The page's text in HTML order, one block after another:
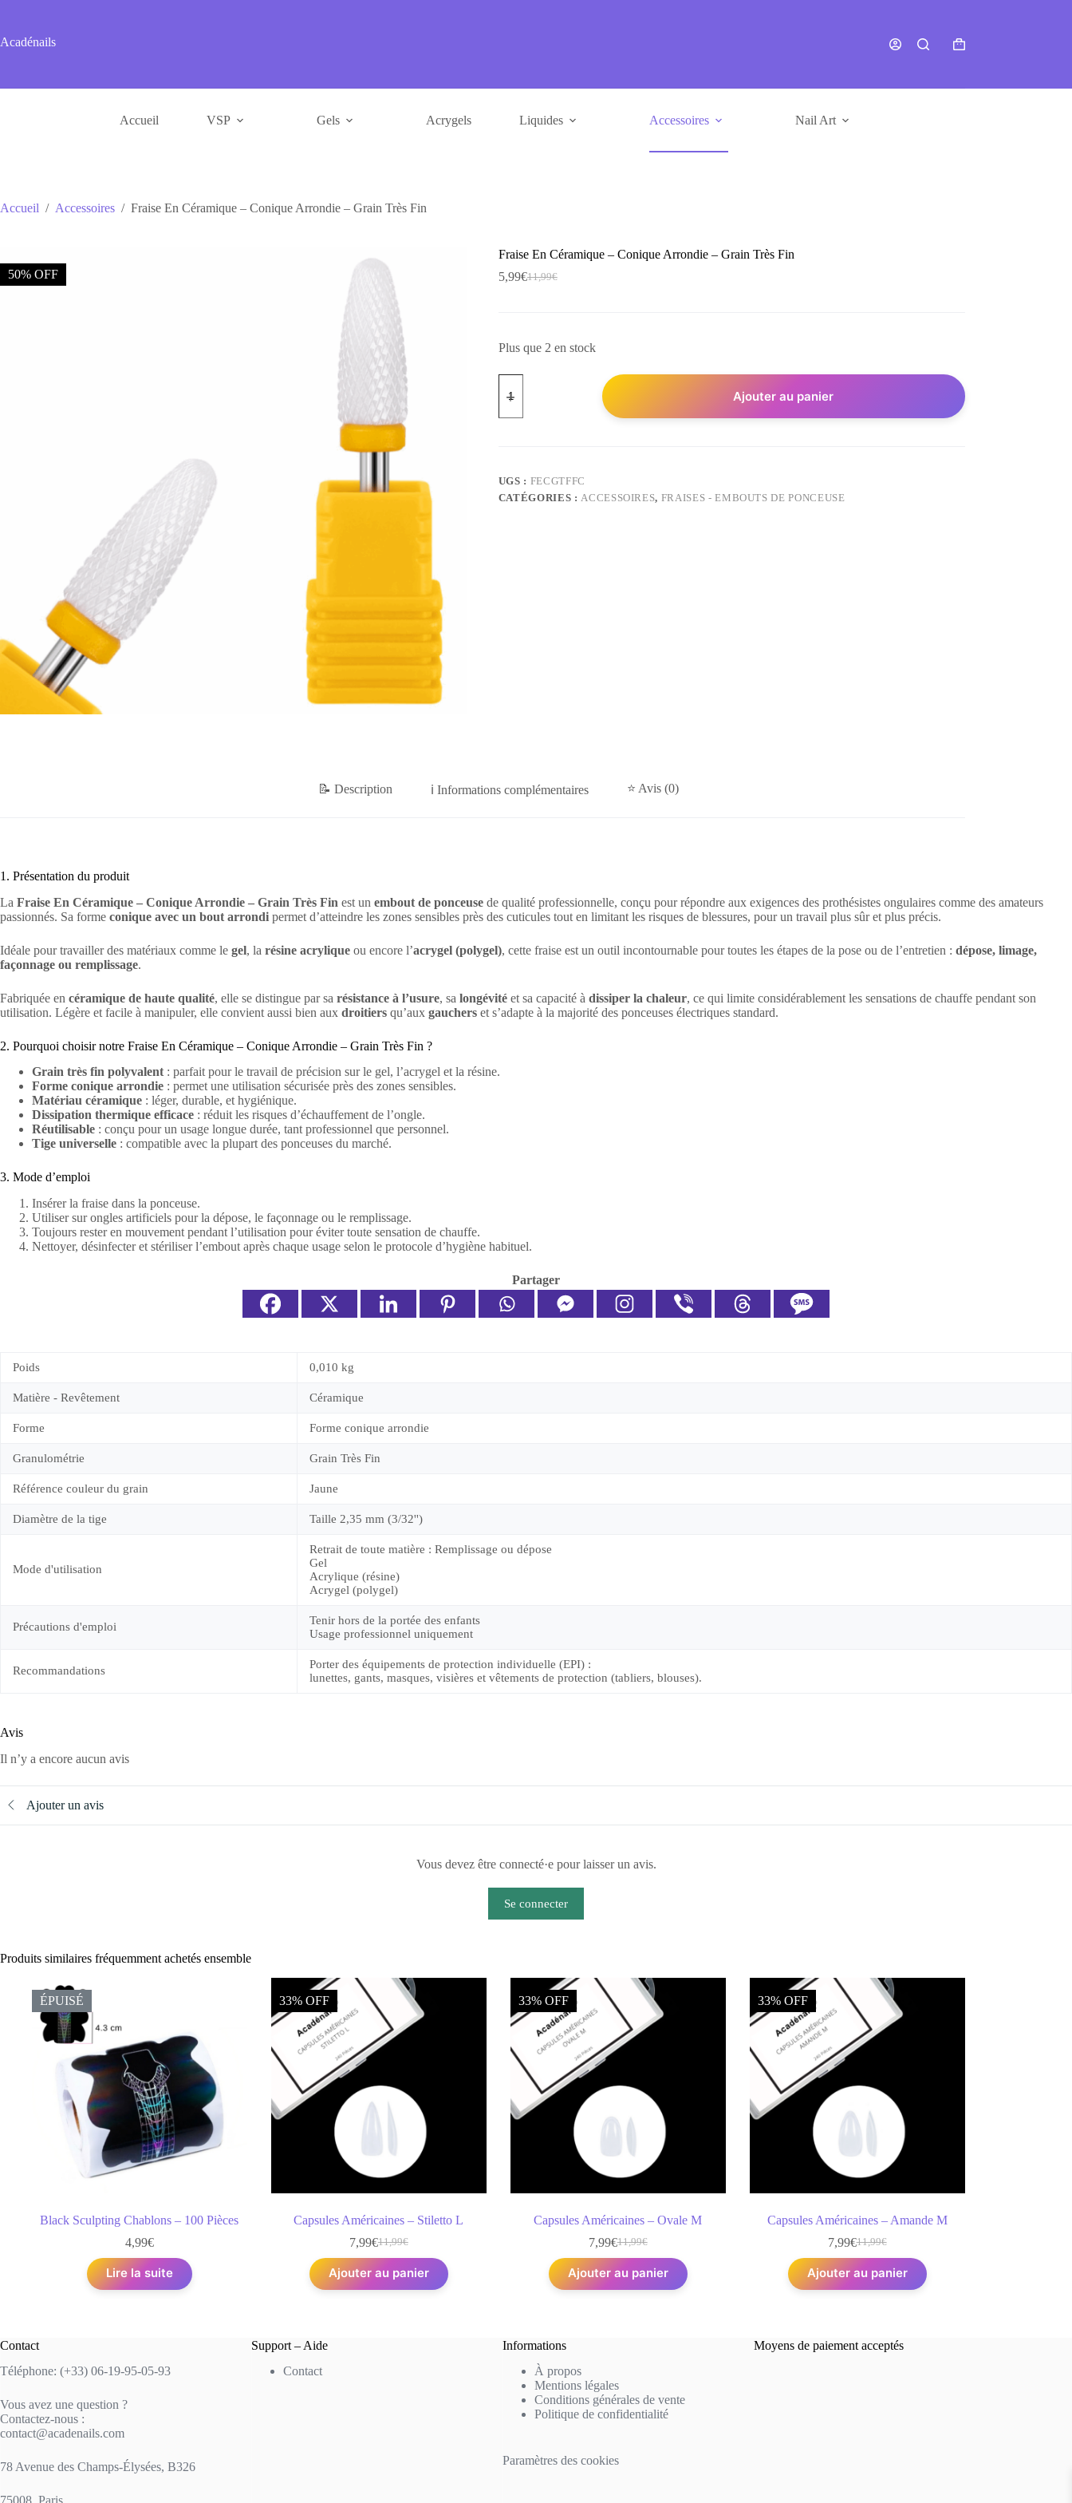
contenu
Acadénails
Panier
Accueil VSP Gels Acrygels Liquides Accessoires Nail Art
Accueil / Accessoires / Fraise En Céramique – Conique Arrondie – Grain Très Fin
50% OFF
Fraise En Céramique – Conique Arrondie – Grain Très Fin
11,99€
Le
11,99€.
5,99€Le
5,99€.
Plus que 2 en stock
de
En
Arrondie
–
Grain
Ajouter au panier
UGS : FECGTFFC
CATÉGORIES :ACCESSOIRES, FRAISES - EMBOUTS DE PONCEUSE
📝 Description ℹ️ Informations complémentaires ⭐ Avis (0)
1. Présentation du produit
La Fraise En Céramique – Conique Arrondie – Grain Très Fin est un embout de ponceuse de qualité professionnelle, conçu pour répondre aux exigences des prothésistes ongulaires comme des amateurs
passionnés. Sa forme conique avec un bout arrondi permet d’atteindre les zones sensibles près des cuticules tout en limitant les risques de blessures, pour un travail plus sûr et plus précis.
Idéale pour travailler des matériaux comme le gel, la résine acrylique ou encore l’acrygel (polygel), cette fraise est un outil incontournable pour toutes les étapes de la pose ou de l’entretien : dépose, limage,
façonnage ou remplissage.
Fabriquée en céramique de haute qualité, elle se distingue par sa résistance à l’usure, sa longévité et sa capacité à dissiper la chaleur, ce qui limite considérablement les sensations de chauffe pendant son
utilisation. Légère et facile à manipuler, elle convient aussi bien aux droitiers qu’aux gauchers et s’adapte à la majorité des ponceuses électriques standard.
2. Pourquoi choisir notre Fraise En Céramique – Conique Arrondie – Grain Très Fin ?
Grain très fin polyvalent : parfait pour le travail de précision sur le gel, l’acrygel et la résine.
Forme conique arrondie : permet une utilisation sécurisée près des zones sensibles.
Matériau céramique : léger, durable, et hygiénique.
Dissipation thermique efficace : réduit les risques d’échauffement de l’ongle.
Réutilisable : conçu pour un usage longue durée, tant professionnel que personnel.
Tige universelle : compatible avec la plupart des ponceuses du marché.
3. Mode d’emploi
Insérer la fraise dans la ponceuse.
Utiliser sur ongles artificiels pour la dépose, le façonnage ou le remplissage.
Toujours rester en mouvement pendant l’utilisation pour éviter toute sensation de chauffe.
Nettoyer, désinfecter et stériliser l’embout après chaque usage selon le protocole d’hygiène habituel.
Partager
Poids 0,010 kg
Matière - Revêtement Céramique
Forme Forme conique arrondie
Granulométrie Grain Très Fin
Référence couleur du grain Jaune
Diamètre de la tige Taille 2,35 mm (3/32'')
Mode d'utilisation
Retrait de toute matière : Remplissage ou dépose
Gel
Acrylique (résine)
Acrygel (polygel)
Précautions d'emploi
Tenir hors de la portée des enfants
Usage professionnel uniquement
Recommandations
Porter des équipements de protection individuelle (EPI) :
lunettes, gants, masques, visières et vêtements de protection (tabliers, blouses).
Avis
Il n’y a encore aucun avis
Ajouter un avis
Vous devez être connecté·e pour laisser un avis.
Se connecter
Produits similaires fréquemment achetés ensemble
ÉPUISÉ
Black Sculpting Chablons – 100 Pièces
4,99€
Lire la suite
33% OFF
Capsules Américaines – Stiletto L
11,99€
Le
prix
initial
était :
7,99€Le
prix
actuel
est :
Ajouter au panier
33% OFF
Capsules Américaines – Ovale M
11,99€
Le
prix
initial
était :
7,99€Le
prix
actuel
est :
Ajouter au panier
33% OFF
Capsules Américaines – Amande M
11,99€
Le
prix
initial
était :
7,99€Le
prix
actuel
est :
Ajouter au panier
Contact
Téléphone: (+33) 06-19-95-05-93
Vous avez une question ?
Contactez-nous :
contact@acadenails.com
78 Avenue des Champs-Élysées, B326
Support – Aide
Contact
Informations
À propos
Mentions légales
Conditions générales de vente
Politique de confidentialité
Paramètres des cookies
Moyens de paiement acceptés